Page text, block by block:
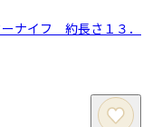
ナイフ 約長さ１３．